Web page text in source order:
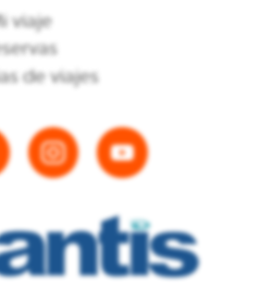
viaje
de viajes